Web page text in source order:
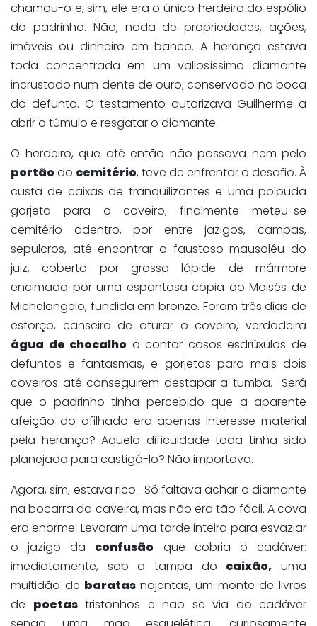
chamou-o e, sim, ele era o único herdeiro do espólio
do padrinho. Não, nada de propriedades, ações,
imóveis ou dinheiro em banco. A herança estava
toda concentrada em um valiosíssimo diamante
incrustado num dente de ouro, conservado na boca
do defunto. O testamento autorizava Guilherme a
abrir o túmulo e resgatar o diamante.
O herdeiro, que até então não passava nem pelo
portãodo cemitério, teve de enfrentar o desafio. À
custa de caixas de tranquilizantes e uma polpuda
gorjeta para o coveiro, finalmente meteu-se
cemitério adentro, por entre jazigos, campas,
sepulcros, até encontrar o faustoso mausoléu do
juiz, coberto por grossa lápide de mármore
encimada por uma espantosa cópia do Moisés de
Michelangelo, fundida em bronze. Foram três dias de
esforço, canseira de aturar o coveiro, verdadeira
água de chocalho a contar casos esdrúxulos de
defuntos e fantasmas, e gorjetas para mais dois
coveiros até conseguirem destapar a tumba. Será
que o padrinho tinha percebido que a aparente
afeição do afilhado era apenas interesse material
pela herança? Aquela dificuldade toda tinha sido
planejada para castigá-lo? Não importava.
Agora, sim, estava rico. Só faltava achar o diamante
na bocarra da caveira, mas não era tão fácil. A cova
era enorme. Levaram uma tarde inteira para esvaziar
o jazigo da confusão que cobria o cadáver:
imediatamente, sob a tampa do caixão, uma
multidão de baratas nojentas, um monte de livros
de poetastristonhos e não se via do cadáver